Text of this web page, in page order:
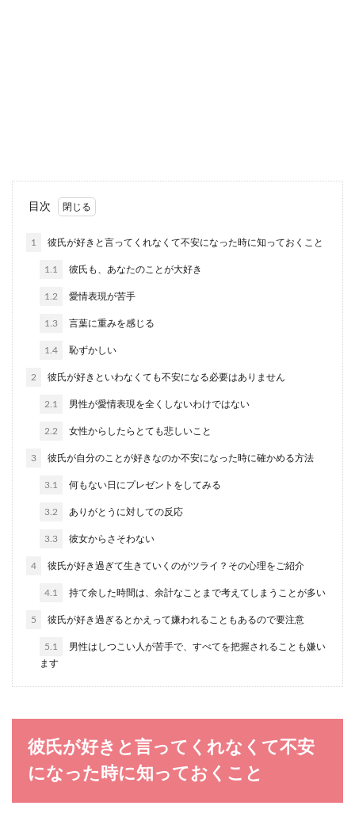
に頭を悩ませている女性もいるのではないでしょ
うか。 ...
法、気持ちの整理について
彼氏が浮気をしたら絶対に許せないという方と、
許せるという方に分かれます。浮気をしたと言う
初デートにはどんな服装が良いの？大
初デートは楽しみな半面、どのような服装を選ん
特に普段...
愛には発展せ...
目次
1 彼氏が好きと言ってくれなくて不安になった時に知っておくこと
1.1 彼氏も、あなたのことが大好き
1.2 愛情表現が苦手
1.3 言葉に重みを感じる
1.4 恥ずかしい
2 彼氏が好きといわなくても不安になる必要はありません
2.1 男性が愛情表現を全くしないわけではない
2.2 女性からしたらとても悲しいこと
3 彼氏が自分のことが好きなのか不安になった時に確かめる方法
3.1 何もない日にプレゼントをしてみる
3.2 ありがとうに対しての反応
3.3 彼女からさそわない
4 彼氏が好き過ぎて生きていくのがツライ？その心理をご紹介
4.1 持て余した時間は、余計なことまで考えてしまうことが多い
5 彼氏が好き過ぎるとかえって嫌われることもあるので要注意
5.1
男性はしつこい人が苦手で、すべてを把握されることも嫌い
ます
彼氏が好きと言ってくれなくて不安
になった時に知っておくこと